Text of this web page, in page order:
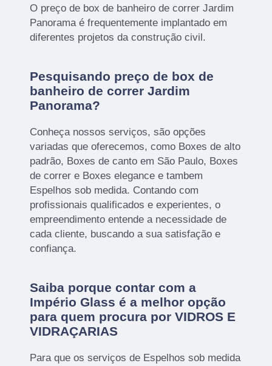
O preço de box de banheiro de correr Jardim
Panorama é frequentemente implantado em
diferentes projetos da construção civil.
Pesquisando preço de box de
banheiro de correr Jardim
Panorama?
Conheça nossos serviços, são opções
variadas que oferecemos, como Boxes de alto
padrão, Boxes de canto em São Paulo, Boxes
de correr e Boxes elegance e tambem
Espelhos sob medida. Contando com
profissionais qualificados e experientes, o
empreendimento entende a necessidade de
cada cliente, buscando a sua satisfação e
confiança.
Saiba porque contar com a
Império Glass é a melhor opção
para quem procura por VIDROS E
VIDRAÇARIAS
Para que os serviços de Espelhos sob medida